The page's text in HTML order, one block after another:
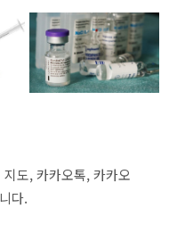
도, 카카오톡, 카카오
다.